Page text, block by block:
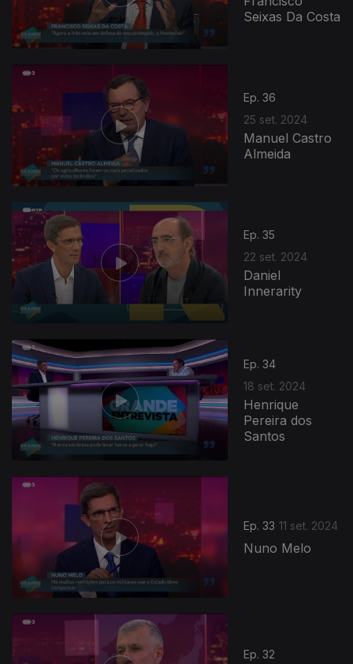
Seixas Da Costa
Ep. 36
25 set. 2024
Manuel Castro
Almeida
Ep. 35
22 set. 2024
Daniel
Innerarity
Ep. 34
18 set. 2024
Henrique
Pereira dos
Santos
Ep. 33 11 set. 2024
Nuno Melo
Ep. 32